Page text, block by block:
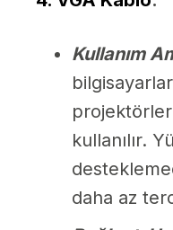
Kullanım
kullanılır.
daha az